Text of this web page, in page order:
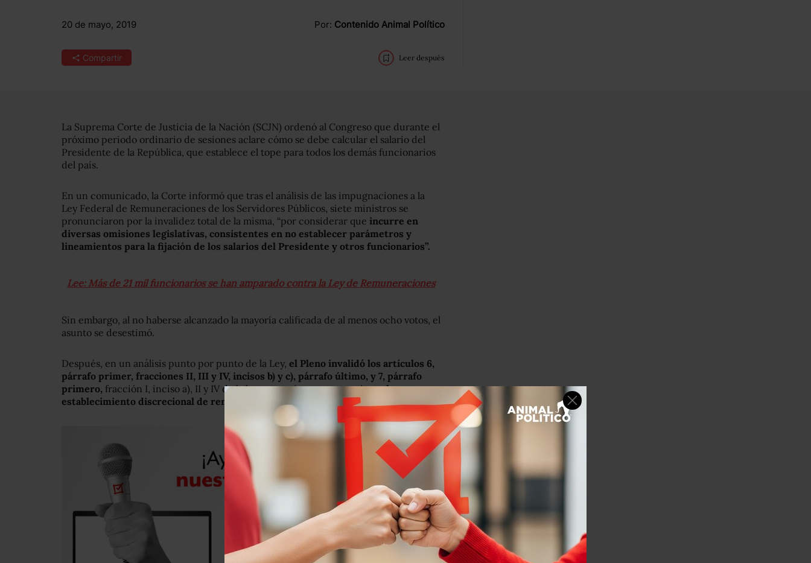
20 de mayo, 2019 Por: Contenido Animal Político
Compartir Leer después
La Suprema Corte de Justicia de la Nación (SCJN) ordenó al Congreso que durante el
próximo periodo ordinario de sesiones aclare cómo se debe calcular el salario del
Presidente de la República, que establece el tope para todos los demás funcionarios
del país.
En un comunicado, la Corte informó que tras el análisis de las impugnaciones a la
Ley Federal de Remuneraciones de los Servidores Públicos, siete ministros se
pronunciaron por la invalidez total de la misma, “por considerar que incurre en
diversas omisiones legislativas, consistentes en no establecer parámetros y
lineamientos para la fijación de los salarios del Presidente y otros funcionarios”.
Lee: Más de 21 mil funcionarios se han amparado contra la Ley de Remuneraciones
Sin embargo, al no haberse alcanzado la mayoría calificada de al menos ocho votos, el
asunto se desestimó.
Después, en un análisis punto por punto de la Ley, el Pleno invalidó los artículos 6,
párrafo primer, fracciones II, III y IV, incisos b) y c), párrafo último, y 7, párrafo
primero, fracción I, inciso a), II y IV de la ley, por estimar que permitenel
establecimiento discrecional de remuneraciones.